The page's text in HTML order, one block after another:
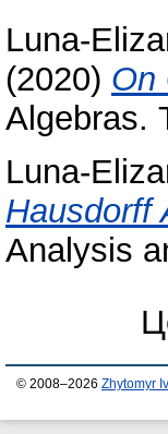
Luna-
(2020) On
Algebras.
Luna-
Hausdorff
Analysis
© 2008–2026 Zhytomyr